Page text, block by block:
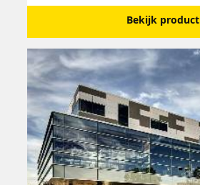
Bekijk product